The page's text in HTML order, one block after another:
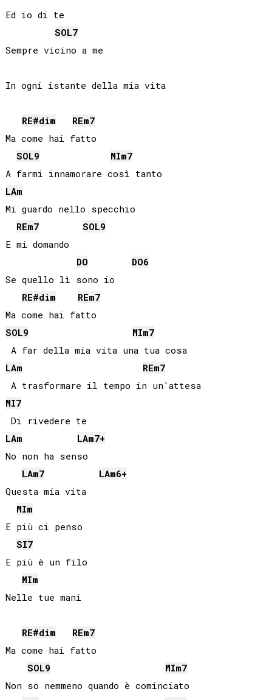
Ed io di te
SOL7
Sempre vicino a me
In ogni istante della mia vita
RE#dim REm7
Ma come hai fatto
SOL9 MIm7
LAm
Mi guardo nello specchio
REm7 SOL9
E mi domando
DO
DO6
Se quello lì sono io
RE#dim REm7
SOL9 MIm7
A far della mia vita una tua cosa
LAm REm7
A trasformare il tempo in un'attesa
MI7
LAm LAm7+
No non ha senso
LAm7 LAm6+
Questa mia vita
MIm
E più ci penso
SI7
E più è un filo
MIm
Nelle tue mani
RE#dim REm7
Ma come hai fatto
SOL9 MIm7
Non so nemmeno quando è cominciato